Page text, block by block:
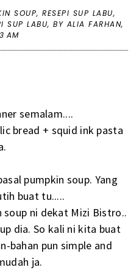
SOUP, RESEPI SUP LABU,
SUP LABU,BY ALIA FARHAN,
AM
semalam....
bread + squid ink pasta
pumpkin soup. Yang
buat tu.....
ni dekat Mizi Bistro..
dia. So kali ni kita buat
bahan pun simple and
ja.